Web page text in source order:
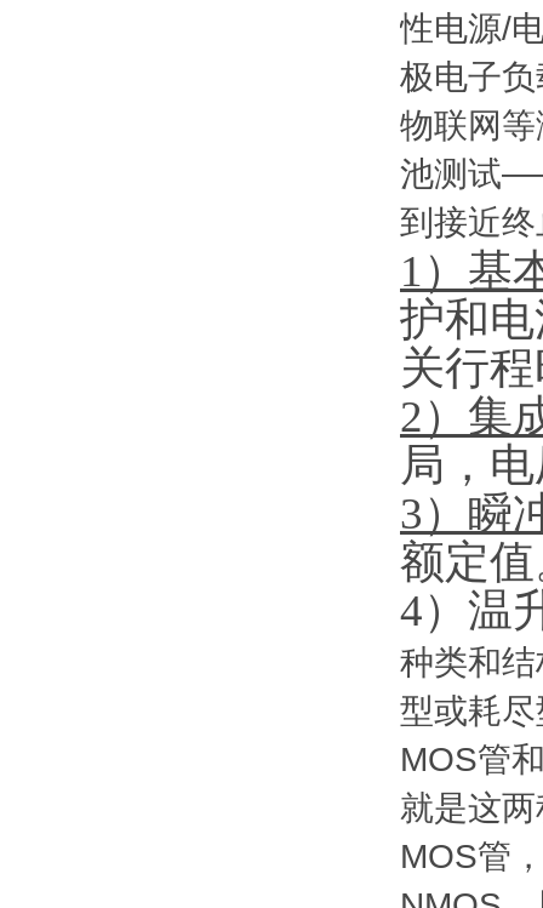
性电源/
极电子
物联网
池测试
到接近
1） 基
护和
关行程
2） 集
局，
3） 瞬
额定
4） 温
种类和
型或耗
MOS管
就是这
MOS管